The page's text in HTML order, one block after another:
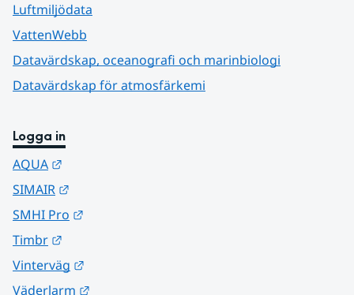
Luftmiljödata
VattenWebb
Datavärdskap, oceanografi och marinbiologi
Datavärdskap för atmosfärkemi
Logga in
AQUA
SIMAIR
SMHI Pro
Timbr
Vinterväg
Väderlarm